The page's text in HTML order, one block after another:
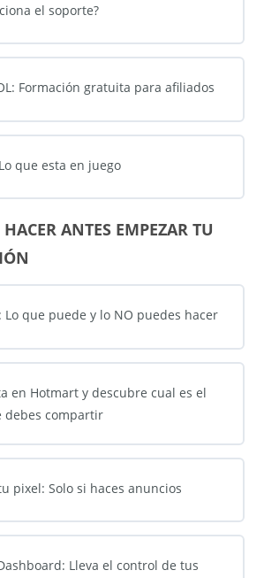
el soporte?
Formación gratuita para afiliados
que esta en juego
ANTES EMPEZAR TU
Lo que puede y lo NO puedes hacer
en Hotmart y descubre cual es el
debes compartir
pixel: Solo si haces anuncios
Lleva el control de tus